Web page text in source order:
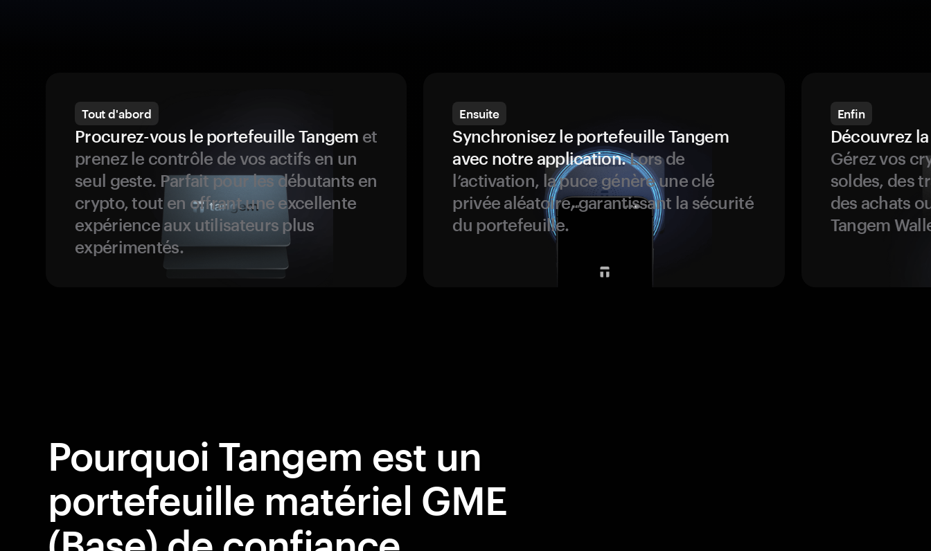
Tout d'abord
Procurez-vous le portefeuille Tangem et
prenez le contrôle de vos actifs en un
seul geste. Parfait pour les débutants en
crypto, tout en offrant une excellente
expérience aux utilisateurs plus
expérimentés.
Ensuite
Synchronisez le portefeuille Tangem
avec notre application.Lors de
l’activation, la puce génère une clé
privée aléatoire, garantissant la sécurité
du portefeuille.
Enfin
Découvrez
Gérez vos
soldes, des
des achats
Tangem
Pourquoi Tangem est un
portefeuille matériel GME